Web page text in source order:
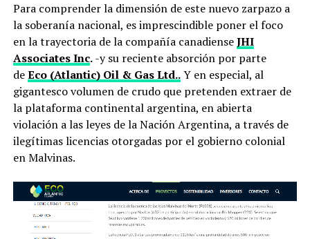
Para comprender la dimensión de este nuevo zarpazo a
la soberanía nacional, es imprescindible poner el foco
en la trayectoria de la compañía canadienseJHI
Associates Inc.-y su reciente absorción por parte
deEco (Atlantic) Oil & Gas Ltd..Y en especial, al
gigantesco volumen de crudo que pretenden extraer de
la plataforma continental argentina, en abierta
violación a las leyes de la Nación Argentina, a través de
ilegítimas licencias otorgadas por el gobierno colonial
en Malvinas.